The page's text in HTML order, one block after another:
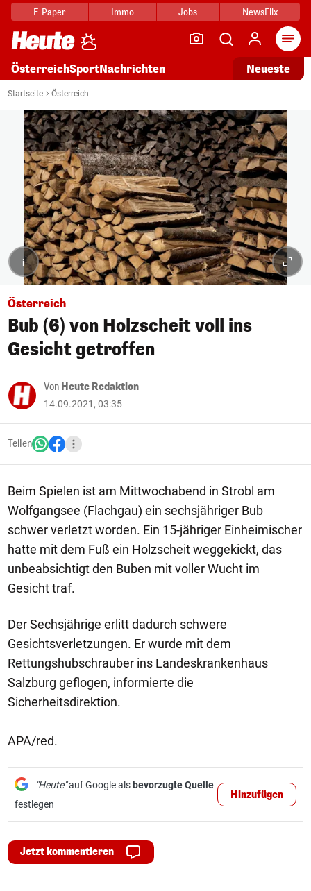
E-Paper Immo Jobs NewsFlix
ÖsterreichSportNachrichten Neueste
Startseite Österreich
i
Österreich
Bub (6) von Holzscheit voll ins
Gesicht getroffen
Von Heute Redaktion
14.09.2021, 03:35
Teilen
Beim Spielen ist am Mittwochabend in Strobl am
Wolfgangsee (Flachgau) ein sechsjähriger Bub
schwer verletzt worden. Ein 15-jähriger Einheimischer
hatte mit dem Fuß ein Holzscheit weggekickt, das
unbeabsichtigt den Buben mit voller Wucht im
Gesicht traf.
Der Sechsjährige erlitt dadurch schwere
Gesichtsverletzungen. Er wurde mit dem
Rettungshubschrauber ins Landeskrankenhaus
Salzburg geflogen, informierte die
Sicherheitsdirektion.
APA/red.
"Heute"auf Google als bevorzugte Quelle
festlegen
Hinzufügen
Jetzt kommentieren